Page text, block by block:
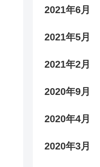
2021年6月
2021年5月
2021年2月
2020年9月
2020年4月
2020年3月